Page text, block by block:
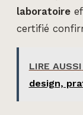
laboratoire
certifié
LIRE AUSSI
design,